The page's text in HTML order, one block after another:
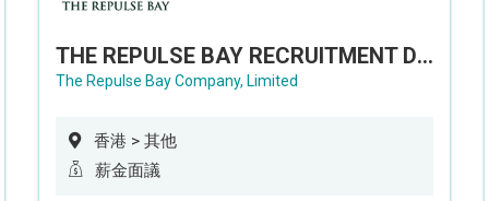
THE REPULSE BAY RECRUITMENT DAY 淺水灣影灣園人才招聘會
The Repulse Bay Company, Limited
香港 > 其他
薪金面議